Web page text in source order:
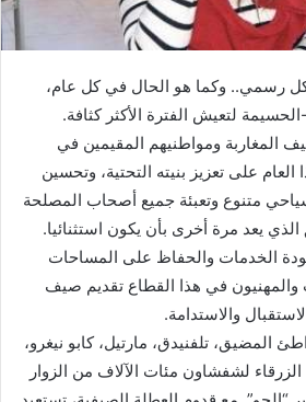
رسمي.. وكما هو الحال في كل عام،
لتعيش الفترة الأكثر كثافة.
المغاربة ومواطنيهم المقيمين في
على تعزيز بنيته التحتية، وتحسين
متنوع وتعبئة جميع أصحاب المصلحة
يعد مرة أخرى بأن يكون استثنائيا.
الخدمات والحفاظ على المساحات
والمهنيون في هذا القطاع تقديم صيف
والاستدامة.
تلفنيدق، مارتيل، كابو نيغرو،
لشفشاون مئات الآلاف من الزوار